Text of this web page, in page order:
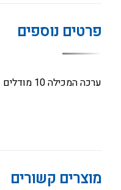
פרטים נוספים
ערכה המכילה 10 מודלים
מוצרים קשורים